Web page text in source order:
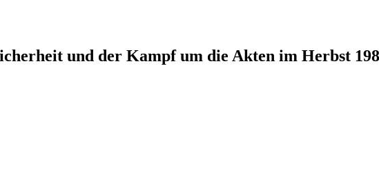
und der Kampf um die Akten im Herbst